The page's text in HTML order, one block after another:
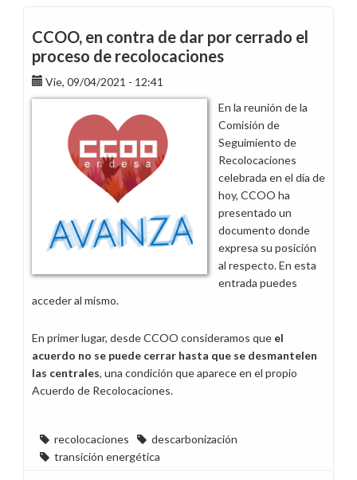
CCOO, en contra de dar por cerrado el
proceso de recolocaciones
Vie, 09/04/2021 - 12:41
En la reunión de la
Comisión de
Seguimiento de
Recolocaciones
celebrada en el día de
hoy, CCOO ha
presentado un
documento donde
expresa su posición
al respecto. En esta
entrada puedes
acceder al mismo.
En primer lugar, desde CCOO consideramos que el
acuerdo no se puede cerrar hasta que se desmantelen
las centrales, una condición que aparece en el propio
Acuerdo de Recolocaciones.
recolocaciones
descarbonización
transición energética